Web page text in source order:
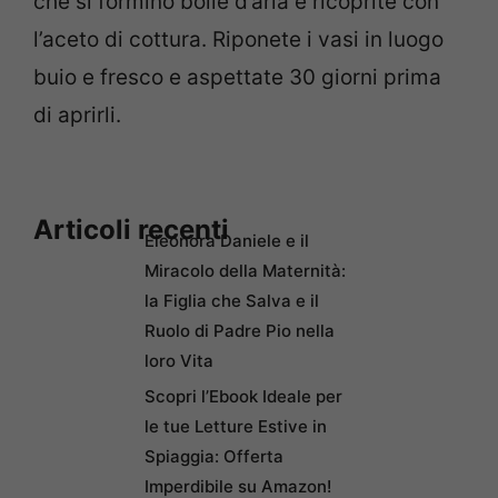
l’aceto di cottura. Riponete i vasi in luogo
buio e fresco e aspettate 30 giorni prima
di aprirli.
Articoli recentiEleonora Daniele e il
Miracolo della Maternità:
la Figlia che Salva e il
Ruolo di Padre Pio nella
loro Vita
Scopri l’Ebook Ideale per
le tue Letture Estive in
Spiaggia: Offerta
Imperdibile su Amazon!